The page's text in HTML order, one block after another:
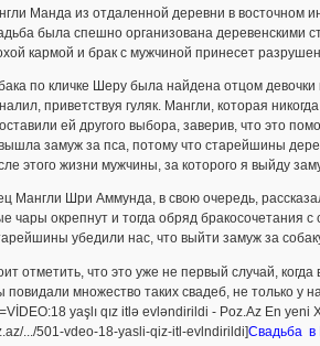
Манда из отдаленной деревни в восточном
была спешно организована деревенскими
кармой и брак с мужчиной принесет
по кличке Шеру была найдена отцом
приветствуя гуляк. Мангли, которая
ей другого выбора, заверив, что это
замуж за пса, потому что старейшины
этого жизни мужчины, за которого я выйду
Мангли Шри Аммунда, в свою очередь,
чары окрепнут и тогда обряд бракосочетания
убедили нас, что выйти замуж за
отметить, что это уже не первый случай,
повидали множество таких свадеб, не только у
yaşlı qız itlə evləndirildi - Poz.Az En yeni
.../501-vdeo-18-yasli-qiz-itl-evlndirildi]Свадьба в